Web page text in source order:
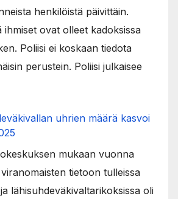
henkilöistä päivittäin.
ihmiset ovat olleet kadoksissa
Poliisi ei koskaan tiedota
perustein. Poliisi julkaisee
uhrien määrä kasvoi
mukaan vuonna
tietoon tulleissa
lähisuhdeväkivaltarikoksissa oli